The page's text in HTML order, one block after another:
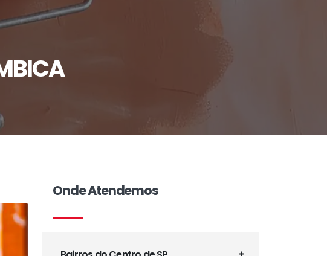
Onde Atendemos